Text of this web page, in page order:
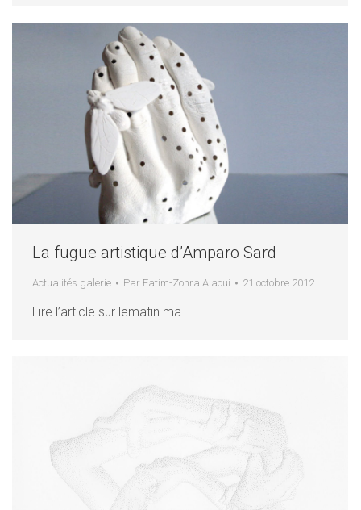
La fugue artistique d’Amparo Sard
Actualités galerie Par Fatim-Zohra Alaoui 21 octobre 2012
Lire l’article sur lematin.ma